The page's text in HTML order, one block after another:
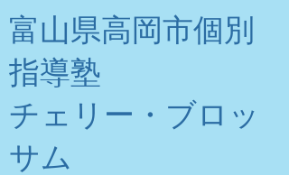
富山県高岡市個別
指導塾
チェリー・ブロッ
サム